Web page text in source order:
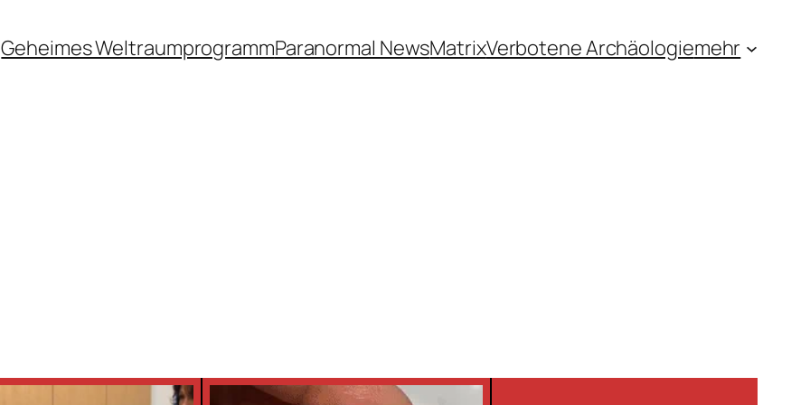
Geheimes WeltraumprogrammParanormal NewsMatrixVerbotene Archäologiemehr